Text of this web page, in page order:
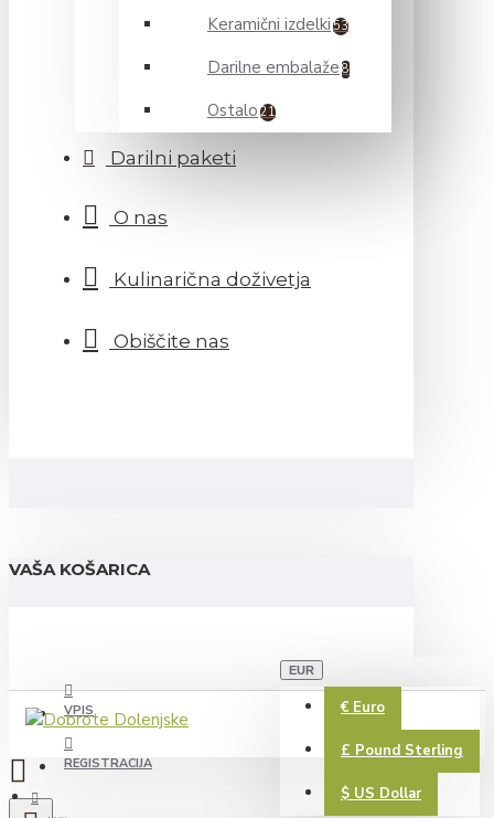
Keramični izdelki 53
Darilne embalaže 8
Ostalo 21
Darilni paketi
O nas
Kulinarična doživetja
Obiščite nas
VAŠA KOŠARICA
VPIS
REGISTRACIJA
EUR
€ Euro
£ Pound Sterling
$ US Dollar